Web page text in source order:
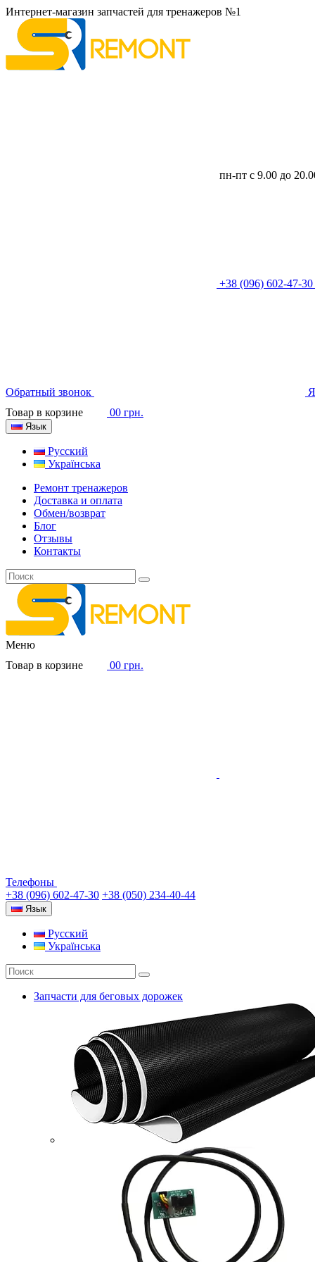
Интернет-магазин запчастей для тренажеров №1
пн-пт с 9.00 до
+38 (096) 602-47-30
Обратный звонок
Товар в корзине
00 грн.
Язык
Русский
Українська
Ремонт тренажеров
Доставка и оплата
Обмен/возврат
Блог
Отзывы
Контакты
Меню
Товар в корзине
00 грн.
Телефоны
+38 (096) 602-47-30 +38 (050) 234-40-44
Язык
Русский
Українська
Запчасти для беговых дорожек